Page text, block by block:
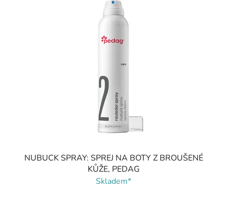
NUBUCK SPRAY: SPREJ NA BOTY Z BROUŠENÉ
KŮŽE, PEDAG
Skladem*